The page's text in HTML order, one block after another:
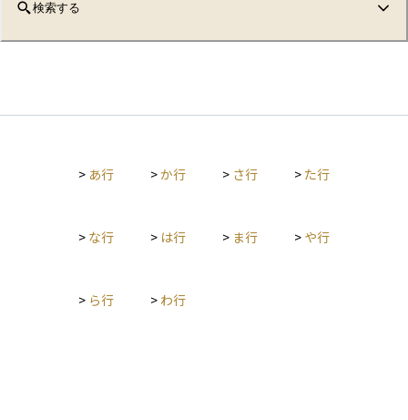
検索する
> あ行 >か行 > さ行 > た行
> な行 > は行 > ま行 > や行
> ら行 > わ行